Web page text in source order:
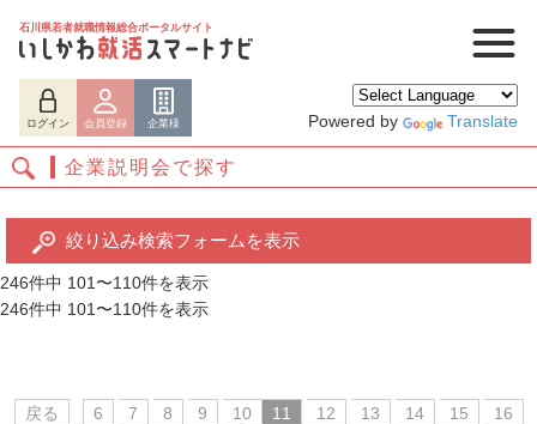
石川県若者就職情報総合ポータルサイト
ログイン 会員登録 企業様 Powered by Translate
ログイン 会員登録 企業様
企業説明会で探す
絞り込み検索フォームを表示
246件中 101〜110件を表示
246件中 101〜110件を表示
戻る 6 7 8 9 10 11 12 13 14 15
16